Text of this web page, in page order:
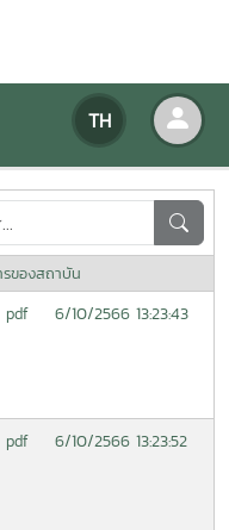
TH
ของสถาบัน
pdf 6/10/2566 13:23:43
pdf 6/10/2566 13:23:52